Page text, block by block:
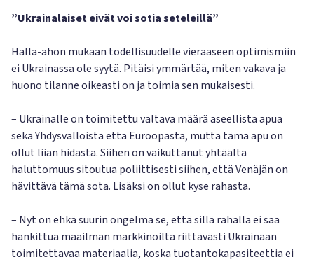
”Ukrainalaiset eivät voi sotia seteleillä”
Halla-ahon mukaan todellisuudelle vieraaseen optimismiin
ei Ukrainassa ole syytä. Pitäisi ymmärtää, miten vakava ja
huono tilanne oikeasti on ja toimia sen mukaisesti.
– Ukrainalle on toimitettu valtava määrä aseellista apua
sekä Yhdysvalloista että Euroopasta, mutta tämä apu on
ollut liian hidasta. Siihen on vaikuttanut yhtäältä
haluttomuus sitoutua poliittisesti siihen, että Venäjän on
hävittävä tämä sota. Lisäksi on ollut kyse rahasta.
– Nyt on ehkä suurin ongelma se, että sillä rahalla ei saa
hankittua maailman markkinoilta riittävästi Ukrainaan
toimitettavaa materiaalia, koska tuotantokapasiteettia ei